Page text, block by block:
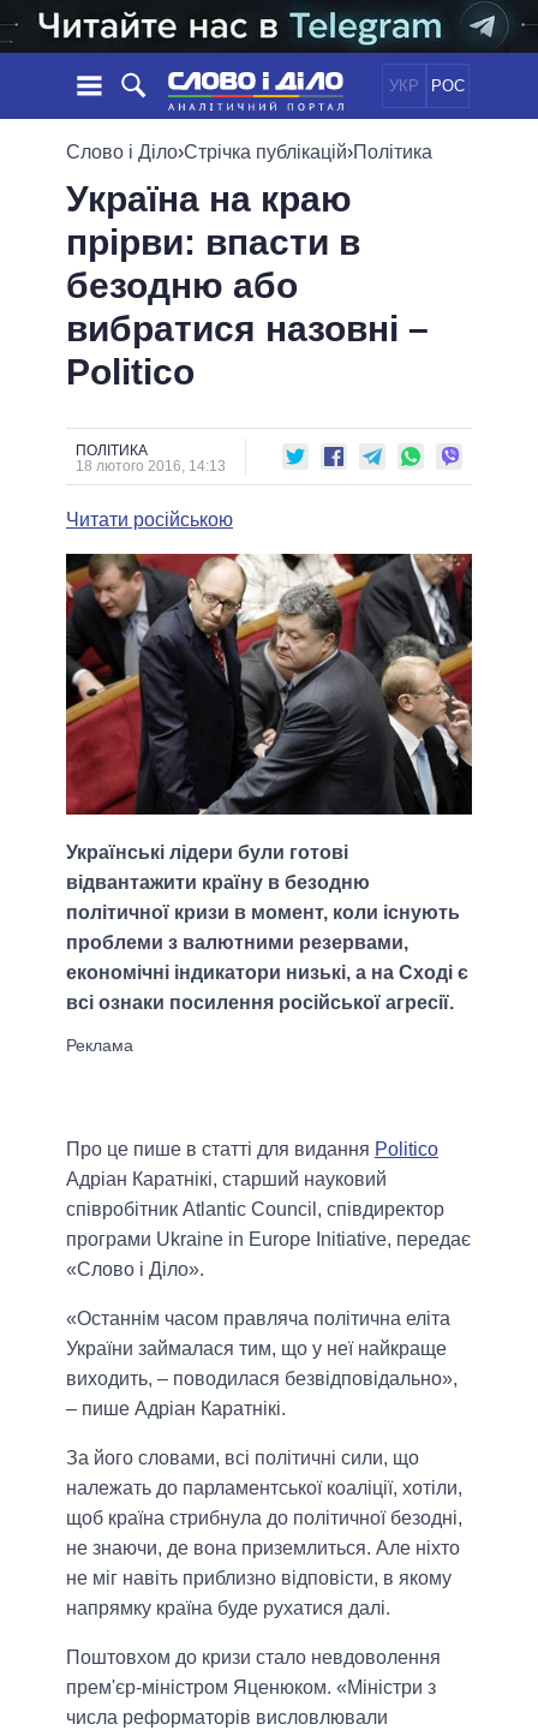
УКР РОС
НОВИНИ
СТРІЧКА
ПОДІЇ
СТАТТІ
ДУМКИ
ОГЛЯДИ
ДАЙДЖЕСТИ
ПОЛІТИКА
ЕКОНОМІКА
СУСПІЛЬСТВО
ОБIЦЯНКИ
ПОЛIТИКИ
УСІ ПОЛІТИКИ
ПРЕЗИДЕНТ І ОФІС
ВЕРХОВНА РАДА
ГОЛОВИ ОБЛАДМІНІСТРАЦІЙ
МЕРИ МІСТ
ВСІ ПЕРСОНИ
ПОРІВНЯННЯ ПОЛІТИКІВ
Слово і Діло›Стрічка публікацій›Політика
Україна на краю
прірви: впасти в
безодню або
вибратися назовні –
Politico
ПОЛІТИКА
18 лютого 2016, 14:13
Читати російською
Українські лідери були готові
відвантажити країну в безодню
політичної кризи в момент, коли існують
проблеми з валютними резервами,
економічні індикатори низькі, а на Сході є
всі ознаки посилення російської агресії.
Про це пише в статті для видання Politico
Адріан Каратнікі, старший науковий
співробітник Atlantic Council, співдиректор
програми Ukraine in Europe Initiative, передає
«Слово і Діло».
«Останнім часом правляча політична еліта
України займалася тим, що у неї найкраще
виходить, – поводилася безвідповідально»,
– пише Адріан Каратнікі.
За його словами, всі політичні сили, що
належать до парламентської коаліції, хотіли,
щоб країна стрибнула до політичної безодні,
не знаючи, де вона приземлиться. Але ніхто
не міг навіть приблизно відповісти, в якому
напрямку країна буде рухатися далі.
Поштовхом до кризи стало невдоволення
прем'єр-міністром Яценюком. «Міністри з
числа реформаторів висловлювали